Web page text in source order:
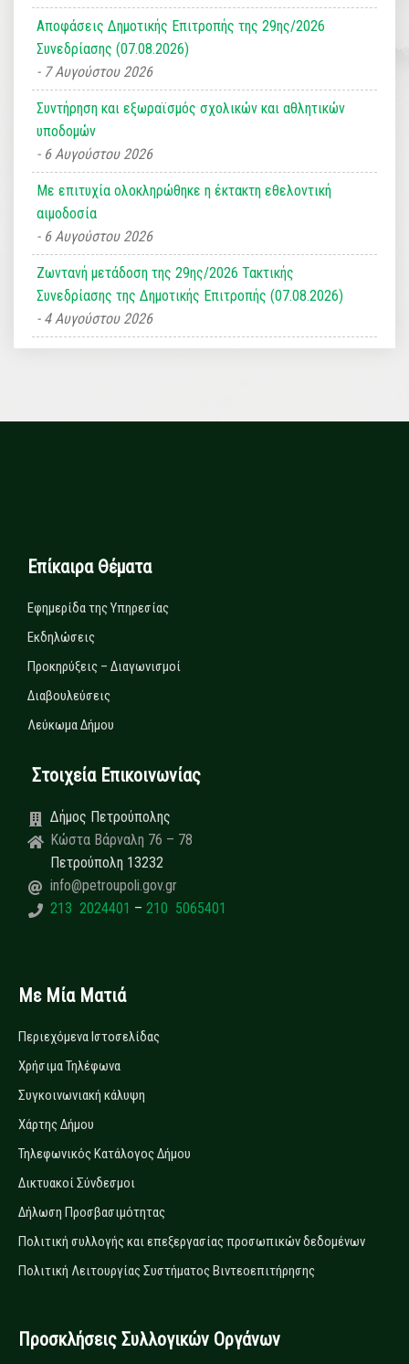
Αποφάσεις Δημοτικής Επιτροπής της 29ης/2026
Συνεδρίασης (07.08.2026)
7 Αυγούστου 2026
Συντήρηση και εξωραϊσμός σχολικών και αθλητικών
υποδομών
6 Αυγούστου 2026
Με επιτυχία ολοκληρώθηκε η έκτακτη εθελοντική
αιμοδοσία
6 Αυγούστου 2026
Ζωντανή μετάδοση της 29ης/2026 Τακτικής
Συνεδρίασης της Δημοτικής Επιτροπής (07.08.2026)
4 Αυγούστου 2026
Επίκαιρα Θέματα
Εφημερίδα της Υπηρεσίας
Εκδηλώσεις
Προκηρύξεις – Διαγωνισμοί
Διαβουλεύσεις
Λεύκωμα Δήμου
Στοιχεία Επικοινωνίας
Δήμος Πετρούπολης
Κώστα Βάρναλη 76 – 78
Πετρούπολη 13232
info@petroupoli.gov.gr
213 2024401 – 210 5065401
Με Μία Ματιά
Περιεχόμενα Ιστοσελίδας
Χρήσιμα Τηλέφωνα
Συγκοινωνιακή κάλυψη
Χάρτης Δήμου
Τηλεφωνικός Κατάλογος Δήμου
Δικτυακοί Σύνδεσμοι
Δήλωση Προσβασιμότητας
Πολιτική συλλογής και επεξεργασίας προσωπικών δεδομένων
Πολιτική Λειτουργίας Συστήματος Βιντεοεπιτήρησης
Προσκλήσεις Συλλογικών Οργάνων